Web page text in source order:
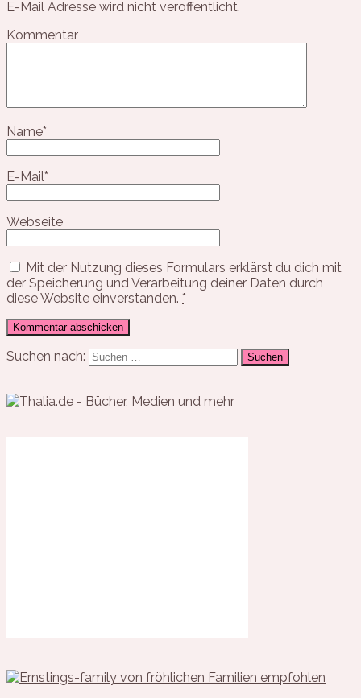
E-Mail Adresse wird nicht veröffentlicht.
Kommentar
Name*
E-Mail*
Webseite
Mit der Nutzung dieses Formulars erklärst du dich mit
der Speicherung und Verarbeitung deiner Daten durch
diese Website einverstanden. *
Suchen nach: